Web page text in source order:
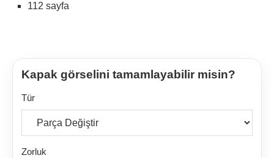
112 sayfa
Kapak görselini tamamlayabilir misin?
Tür
Zorluk